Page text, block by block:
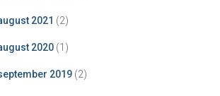
2021 (2)
2020 (1)
2019 (2)